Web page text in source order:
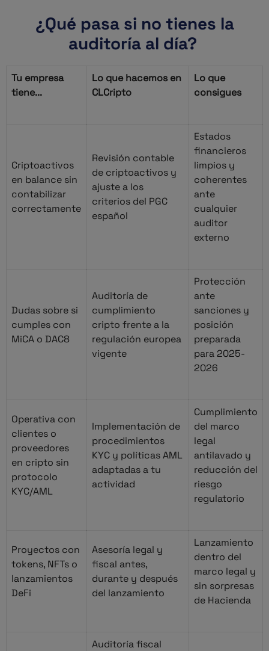
¿Qué pasa si no tienes la
auditoría al día?
Tu empresa
tiene...
Lo que hacemos en
CLCripto
Lo que
consigues
Criptoactivos
en balance sin
contabilizar
correctamente
Revisión contable
de criptoactivos y
ajuste a los
criterios del PGC
español
Estados
financieros
limpios y
coherentes
ante
cualquier
auditor
externo
Dudas sobre si
cumples con
MiCA o DAC8
Auditoría de
cumplimiento
cripto frente a la
regulación europea
vigente
Protección
ante
sanciones y
posición
preparada
para 2025-
2026
Operativa con
clientes o
proveedores
en cripto sin
protocolo
KYC/AML
Implementación de
procedimientos
KYC y políticas AML
adaptadas a tu
actividad
Cumplimiento
del marco
legal
antilavado y
reducción del
riesgo
regulatorio
Proyectos con
tokens, NFTs o
lanzamientos
DeFi
Asesoría legal y
fiscal antes,
durante y después
del lanzamiento
Lanzamiento
dentro del
marco legal y
sin sorpresas
de Hacienda
Auditoría fiscal